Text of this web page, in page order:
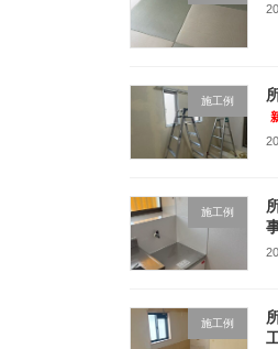
施工例
施工例
施工例